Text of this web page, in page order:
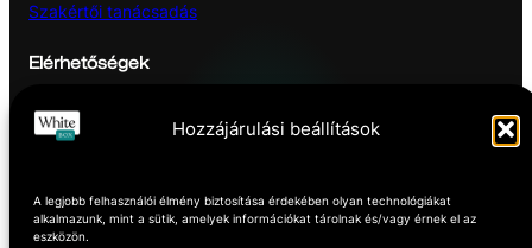
Hozzájárulási beállítások
A legjobb felhasználói élmény biztosítása érdekében olyan technológiákat
alkalmazunk, mint a sütik, amelyek információkat tárolnak és/vagy érnek el az
eszközön.
Szakértői tanácsadás
Elérhetőségek
Pécs
Hétfőtől – Pénteking
8:00 -16:00